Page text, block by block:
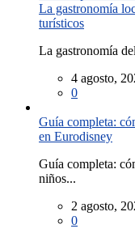
La gastronomía
turísticos
La gastronomía
4 agosto,
0
Guía completa:
en Eurodisney
Guía completa:
niños...
2 agosto,
0